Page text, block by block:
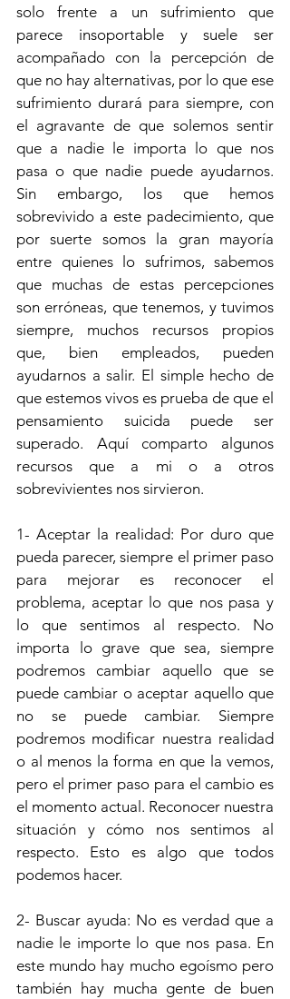
solo frente a un sufrimiento que
parece insoportable y suele ser
acompañado con la percepción de
que no hay alternativas, por lo que ese
sufrimiento durará para siempre, con
el agravante de que solemos sentir
que a nadie le importa lo que nos
pasa o que nadie puede ayudarnos.
Sin embargo, los que hemos
sobrevivido a este padecimiento, que
por suerte somos la gran mayoría
entre quienes lo sufrimos, sabemos
que muchas de estas percepciones
son erróneas, que tenemos, y tuvimos
siempre, muchos recursos propios
que, bien empleados, pueden
ayudarnos a salir. El simple hecho de
que estemos vivos es prueba de que el
pensamiento suicida puede ser
superado. Aquí comparto algunos
recursos que a mi o a otros
sobrevivientes nos sirvieron.
1- Aceptar la realidad: Por duro que
pueda parecer, siempre el primer paso
para mejorar es reconocer el
problema, aceptar lo que nos pasa y
lo que sentimos al respecto. No
importa lo grave que sea, siempre
podremos cambiar aquello que se
puede cambiar o aceptar aquello que
no se puede cambiar. Siempre
podremos modificar nuestra realidad
o al menos la forma en que la vemos,
pero el primer paso para el cambio es
el momento actual. Reconocer nuestra
situación y cómo nos sentimos al
respecto. Esto es algo que todos
podemos hacer.
2- Buscar ayuda: No es verdad que a
nadie le importe lo que nos pasa. En
este mundo hay mucho egoísmo pero
también hay mucha gente de buen